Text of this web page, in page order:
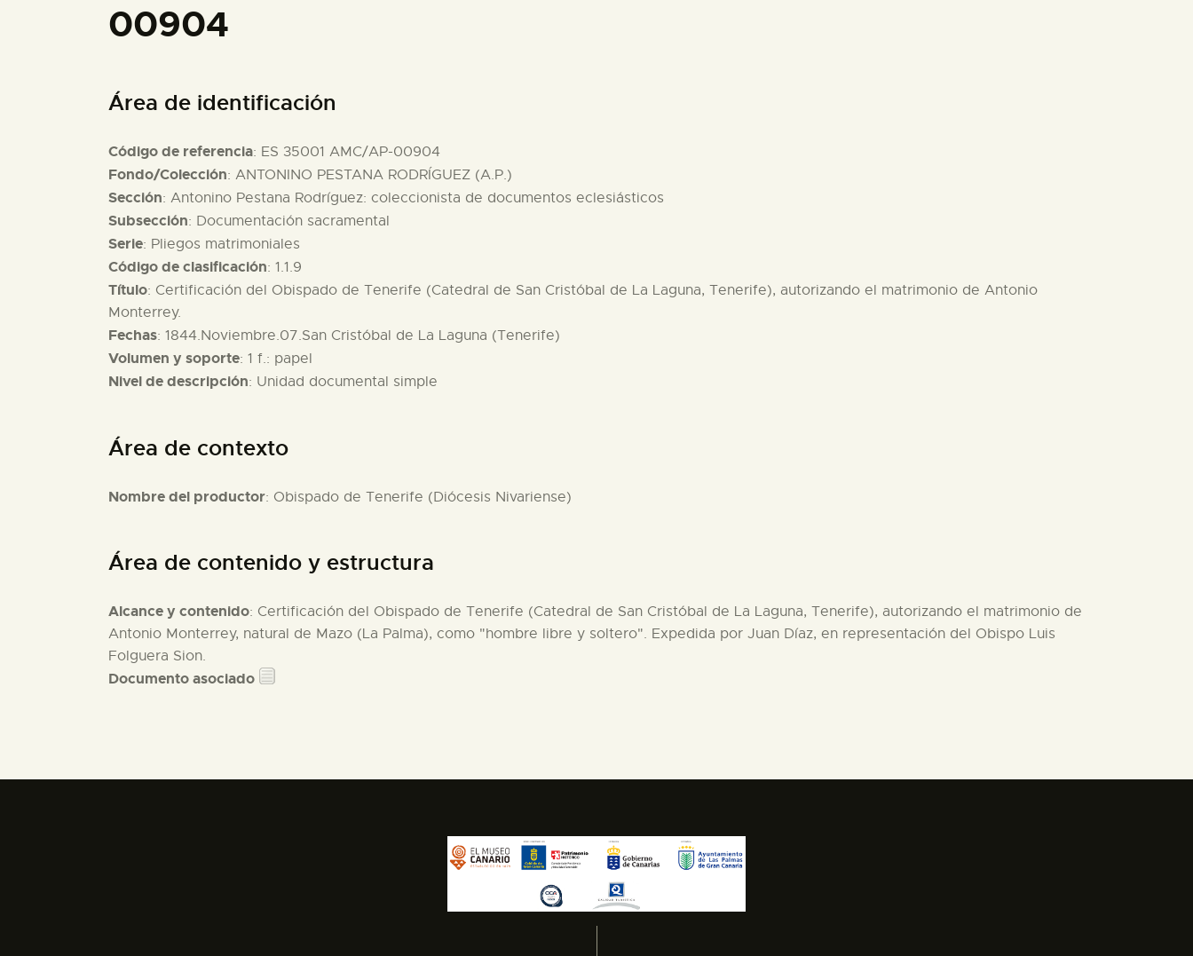
00904
Área de identificación
Código de referencia: ES 35001 AMC/AP-00904
Fondo/Colección: ANTONINO PESTANA RODRÍGUEZ (A.P.)
Sección: Antonino Pestana Rodríguez: coleccionista de documentos eclesiásticos
Subsección: Documentación sacramental
Serie: Pliegos matrimoniales
Código de clasificación: 1.1.9
Título: Certificación del Obispado de Tenerife (Catedral de San Cristóbal de La Laguna, Tenerife), autorizando el matrimonio de Antonio
Monterrey.
Fechas: 1844.Noviembre.07.San Cristóbal de La Laguna (Tenerife)
Volumen y soporte: 1 f.: papel
Nivel de descripción: Unidad documental simple
Área de contexto
Nombre del productor: Obispado de Tenerife (Diócesis Nivariense)
Área de contenido y estructura
Alcance y contenido: Certificación del Obispado de Tenerife (Catedral de San Cristóbal de La Laguna, Tenerife), autorizando el matrimonio de
Antonio Monterrey, natural de Mazo (La Palma), como "hombre libre y soltero". Expedida por Juan Díaz, en representación del Obispo Luis
Folguera Sion.
Documento asociado